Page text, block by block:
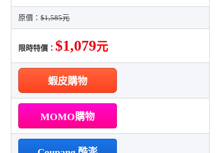
原價：$1,585元
限時特價： $1,079元
蝦皮購物
MOMO購物